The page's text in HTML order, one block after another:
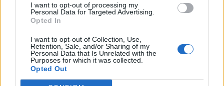
I want to opt-out of processing my
Personal Data for Targeted Advertising.
Opted In
I want to opt-out of Collection, Use,
Retention, Sale, and/or Sharing of my
Personal Data that Is Unrelated with the
Purposes for which it was collected.
Opted Out
Il materiale (testo, foto e video) consultabile in questo portale è di nostra proprietà.
giunti da internet, in quanto arrivati alla nostra attenzione attraverso regolari
comunicati stampa con immagini e testi allegati ed autorizzati alla pubblicazione, e
quindi valutati di pubblico dominio. Se i soggetti o gli autori avessero qualcosa in
contrario alla pubblicazione, non avranno che da segnalarlo alla redazione (indirizzo
redazione@napolimagazine.com), che provvederà prontamente alla rimozione.
proprietà di Napoli Magazine.